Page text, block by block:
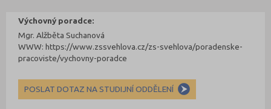
Výchovný poradce:
Mgr. Alžběta Suchanová
WWW: https://www.zssvehlova.cz/zs-svehlova/poradenske-
pracoviste/vychovny-poradce
POSLAT DOTAZ NA STUDIJNÍ ODDĚLENÍ